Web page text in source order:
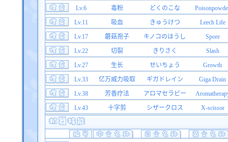
Lv.6
毒粉 どくのこな
Lv.11
吸血 きゅうけつ
Leech Life
Lv.17
蘑菇孢子 キノコのほうし
Spore
Lv.22
切裂 きりさく
Slash
Lv.27
生长 せいちょう
Growth
Lv.33
亿万威力吸取 ギガドレイン
Giga Drain
Lv.38
芳香疗法 アロマセラピー
Lv.43
十字剪 シザークロス X-scissor